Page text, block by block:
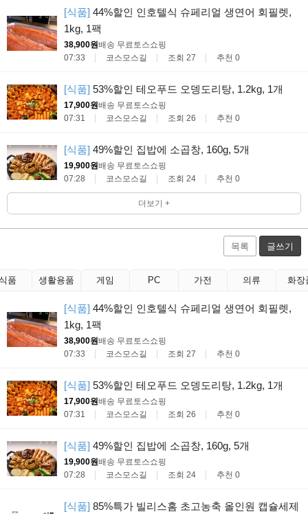
[식품] 44%할인 인호텔식 슈페리얼 생연어 회필렛,
1kg, 1팩
38,900원배송 무료 토스쇼핑
07:33
코스모스길 조회 27 추천 0
[식품] 53%할인 테오푸드 오뎅도리탕, 1.2kg, 1개
17,900원배송 무료 토스쇼핑
07:31
코스모스길 조회 26 추천 0
[식품] 49%할인 집밥에 소곱창, 160g, 5개
19,900원배송 무료 토스쇼핑
07:28
코스모스길 조회 24 추천 0
더보기 +
목록 글쓰기
품 생활용품 게임 PC 가전 의류 화장
[식품] 44%할인 인호텔식 슈페리얼 생연어 회필렛,
1kg, 1팩
38,900원배송 무료 토스쇼핑
07:33
코스모스길 조회 27 추천 0
[식품] 53%할인 테오푸드 오뎅도리탕, 1.2kg, 1개
17,900원배송 무료 토스쇼핑
07:31
코스모스길 조회 26 추천 0
[식품] 49%할인 집밥에 소곱창, 160g, 5개
19,900원배송 무료 토스쇼핑
07:28
코스모스길 조회 24 추천 0
[식품] 85%특가 빌리스홈 초고농축 올인원 캡슐세제